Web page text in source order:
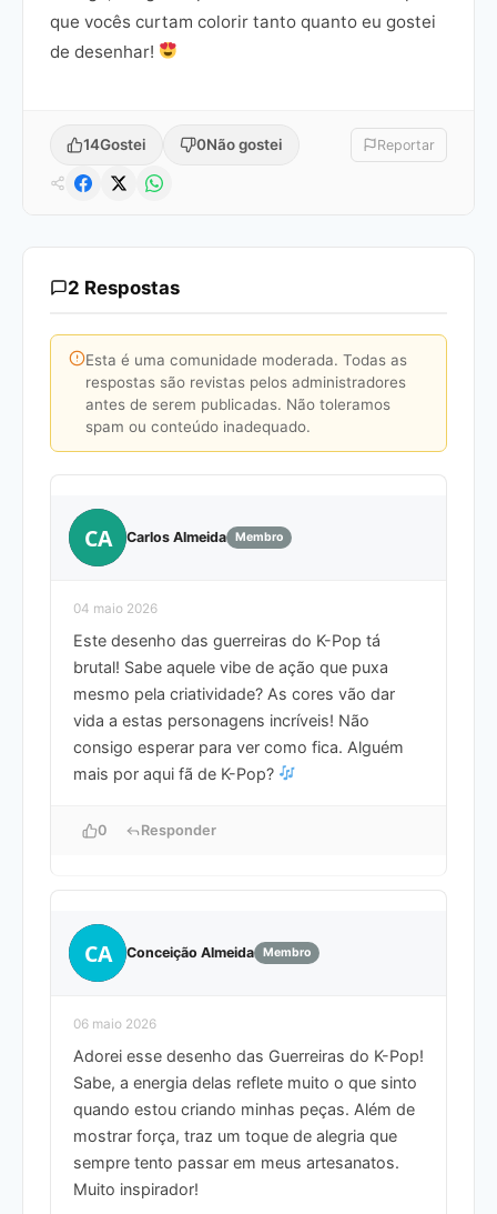
que vocês curtam colorir tanto quanto eu gostei
de desenhar!
14Gostei 0Não gostei Reportar
2 Respostas
Esta é uma comunidade moderada. Todas as
respostas são revistas pelos administradores
antes de serem publicadas. Não toleramos
spam ou conteúdo inadequado.
CA Carlos Almeida Membro
04 maio 2026
Este desenho das guerreiras do K-Pop tá
brutal! Sabe aquele vibe de ação que puxa
mesmo pela criatividade? As cores vão dar
vida a estas personagens incríveis! Não
consigo esperar para ver como fica. Alguém
mais por aqui fã de K-Pop?
0 Responder
CA Conceição Almeida Membro
06 maio 2026
Adorei esse desenho das Guerreiras do K-Pop!
Sabe, a energia delas reflete muito o que sinto
quando estou criando minhas peças. Além de
mostrar força, traz um toque de alegria que
sempre tento passar em meus artesanatos.
Muito inspirador!